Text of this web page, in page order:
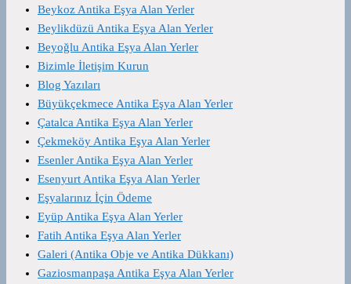
Beykoz Antika Eşya Alan Yerler
Beylikdüzü Antika Eşya Alan Yerler
Beyoğlu Antika Eşya Alan Yerler
Bizimle İletişim Kurun
Blog Yazıları
Büyükçekmece Antika Eşya Alan Yerler
Çatalca Antika Eşya Alan Yerler
Çekmeköy Antika Eşya Alan Yerler
Esenler Antika Eşya Alan Yerler
Esenyurt Antika Eşya Alan Yerler
Eşyalarınız İçin Ödeme
Eyüp Antika Eşya Alan Yerler
Fatih Antika Eşya Alan Yerler
Galeri (Antika Obje ve Antika Dükkanı)
Gaziosmanpaşa Antika Eşya Alan Yerler